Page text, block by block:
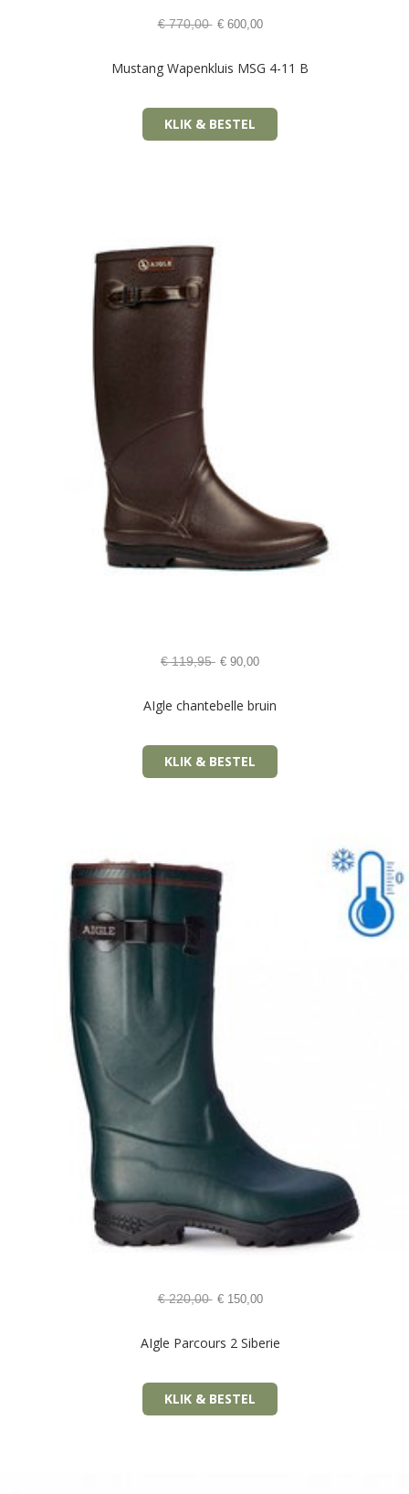
€770,00 €600,00
Mustang Wapenkluis MSG 4-11 B
KLIK & BESTEL
€119,95 € 90,00
AIgle chantebelle bruin
KLIK & BESTEL
€220,00 €150,00
AIgle Parcours 2 Siberie
KLIK & BESTEL